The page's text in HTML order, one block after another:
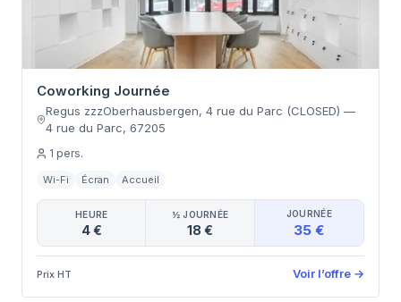
Coworking Journée
Regus zzzOberhausbergen, 4 rue du Parc (CLOSED) —
4 rue du Parc,67205
1 pers.
Wi-Fi Écran Accueil
HEURE
4 €
½ JOURNÉE
18 €
JOURNÉE
35 €
Prix HT Voir l’offre →